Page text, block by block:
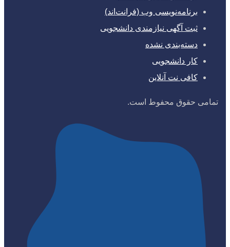
برنامه‌نویسی وب (فرانت‌اند)
ثبت آگهی نیازمندی دانشجویی
دسته‌بندی نشده
کار دانشجویی
کافی نت آنلاین
تمامی حقوق محفوط است.